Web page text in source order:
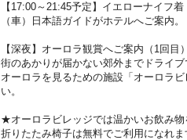
【17:00～21:45予定】イエローナイフ着
（車）日本語ガイドがホテルへご案内。
【深夜】オーロラ観賞へご案内（1回目）
街のあかりが届かない郊外までドライブ
オーロラを見るための施設「オーロラ
い。
★オーロラビレッジでは温かいお飲み物
折りたたみ椅子は無料でご利用になれま